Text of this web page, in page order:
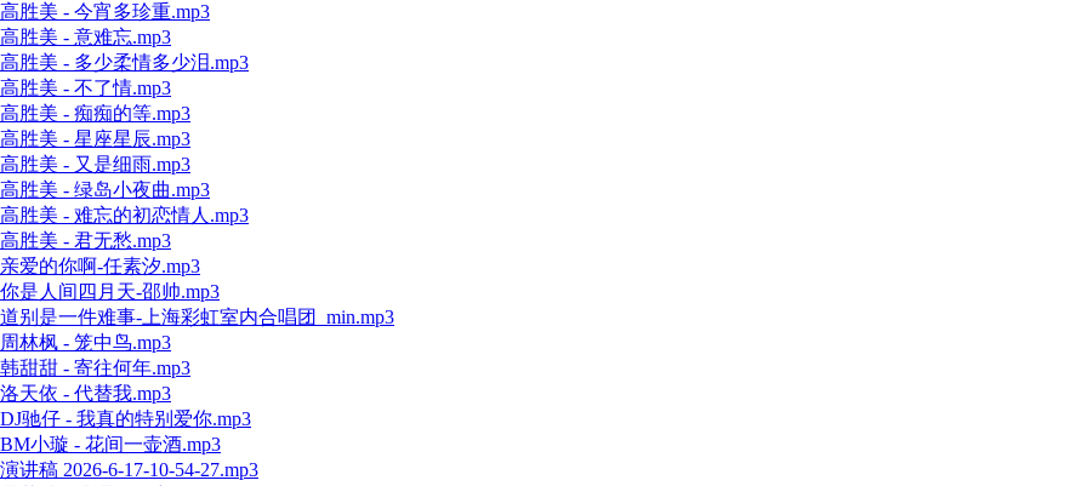
高胜美 - 今宵多珍重.mp3
高胜美 - 意难忘.mp3
高胜美 - 多少柔情多少泪.mp3
高胜美 - 不了情.mp3
高胜美 - 痴痴的等.mp3
高胜美 - 星座星辰.mp3
高胜美 - 又是细雨.mp3
高胜美 - 绿岛小夜曲.mp3
高胜美 - 难忘的初恋情人.mp3
高胜美 - 君无愁.mp3
亲爱的你啊-任素汐.mp3
你是人间四月天-邵帅.mp3
道别是一件难事-上海彩虹室内合唱团_min.mp3
周林枫 - 笼中鸟.mp3
韩甜甜 - 寄往何年.mp3
洛天依 - 代替我.mp3
DJ驰仔 - 我真的特别爱你.mp3
BM小璇 - 花间一壶酒.mp3
演讲稿 2026-6-17-10-54-27.mp3